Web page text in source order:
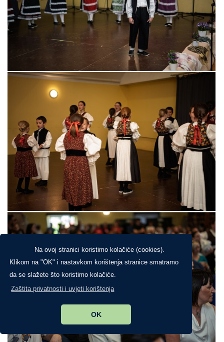
Na ovoj stranici koristimo kolačiće (cookies).
Klikom na "OK" i nastavkom korištenja stranice smatramo
da se slažete što koristimo kolačiće.
Zaštita privatnosti i uvjeti korištenja
OK